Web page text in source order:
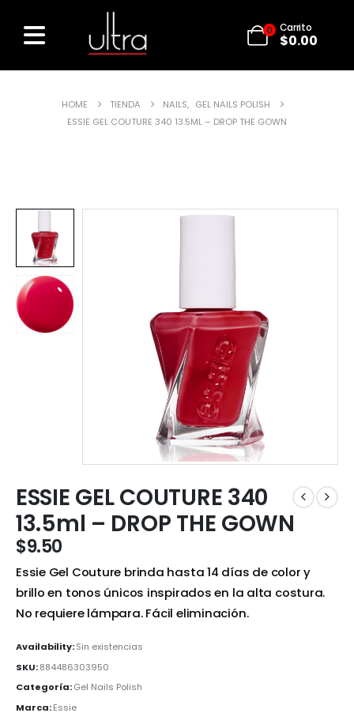
0 Carrito
$0.00
HOME TIENDA NAILS, GEL NAILS POLISH
ESSIE GEL COUTURE 340 13.5ML – DROP THE GOWN
ESSIE GEL COUTURE 340
13.5ml – DROP THE GOWN
$9.50
Essie Gel Couture brinda hasta 14 días de color y
brillo en tonos únicos inspirados en la alta costura.
No requiere lámpara. Fácil eliminación.
Availability:Sin existencias
SKU:884486303950
Categoría:Gel Nails Polish
Marca:Essie